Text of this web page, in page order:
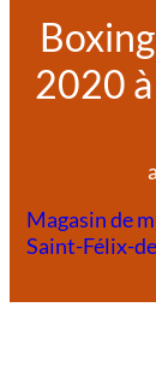
2020
Magasin de
Saint-Félix-